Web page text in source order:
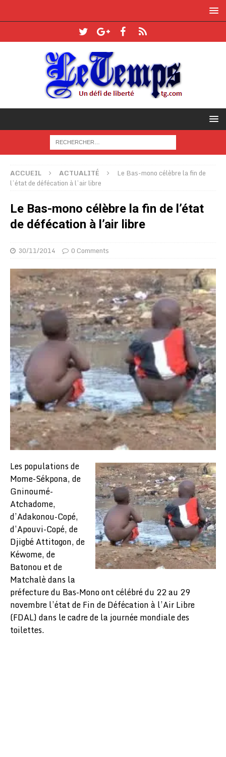
ACCUEIL ACTUALITÉ
Le Bas-mono célèbre la fin de
l’état de défécation à l’air libre
Le Bas-mono célèbre la fin de l’état
de défécation à l’air libre
30/11/2014 0 Comments
Les populations de
Mome-Sékpona, de
Gninoumé-
Atchadome,
d’Adakonou-Copé,
d’Apouvi-Copé, de
Djigbé Attitogon, de
Kéwome, de
Batonou et de
Matchalè dans la
préfecture du Bas-Mono ont célébré du 22 au 29
novembre l’état de Fin de Défécation à l’Air Libre
(FDAL) dans le cadre de la journée mondiale des
toilettes.